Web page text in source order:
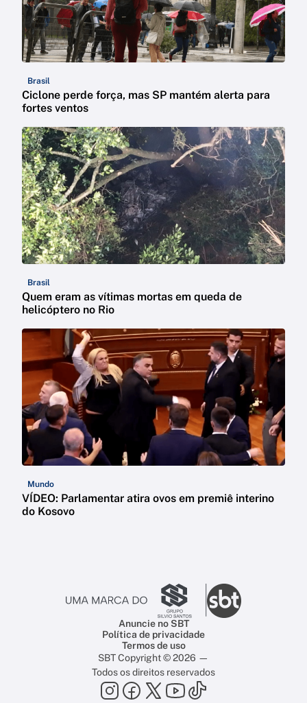
Brasil
Ciclone perde força, mas SP mantém alerta para
fortes ventos
Brasil
Quem eram as vítimas mortas em queda de
helicóptero no Rio
Mundo
VÍDEO: Parlamentar atira ovos em premiê interino
do Kosovo
Anuncie no SBT
Política de privacidade
Termos de uso
SBT Copyright © 2026 —
Todos os direitos reservados